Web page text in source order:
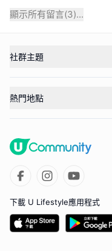
顯示所有留言(3)...
社群主題
熱門地點
下載 U Lifestyle應用程式